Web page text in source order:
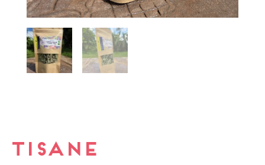
Tisane